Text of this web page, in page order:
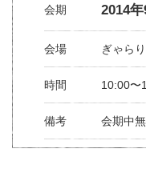
会期 2014
会場 ぎゃら
時間 10:00〜
備考 会期中